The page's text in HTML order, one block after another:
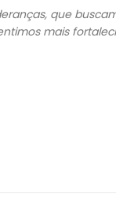
que
mais